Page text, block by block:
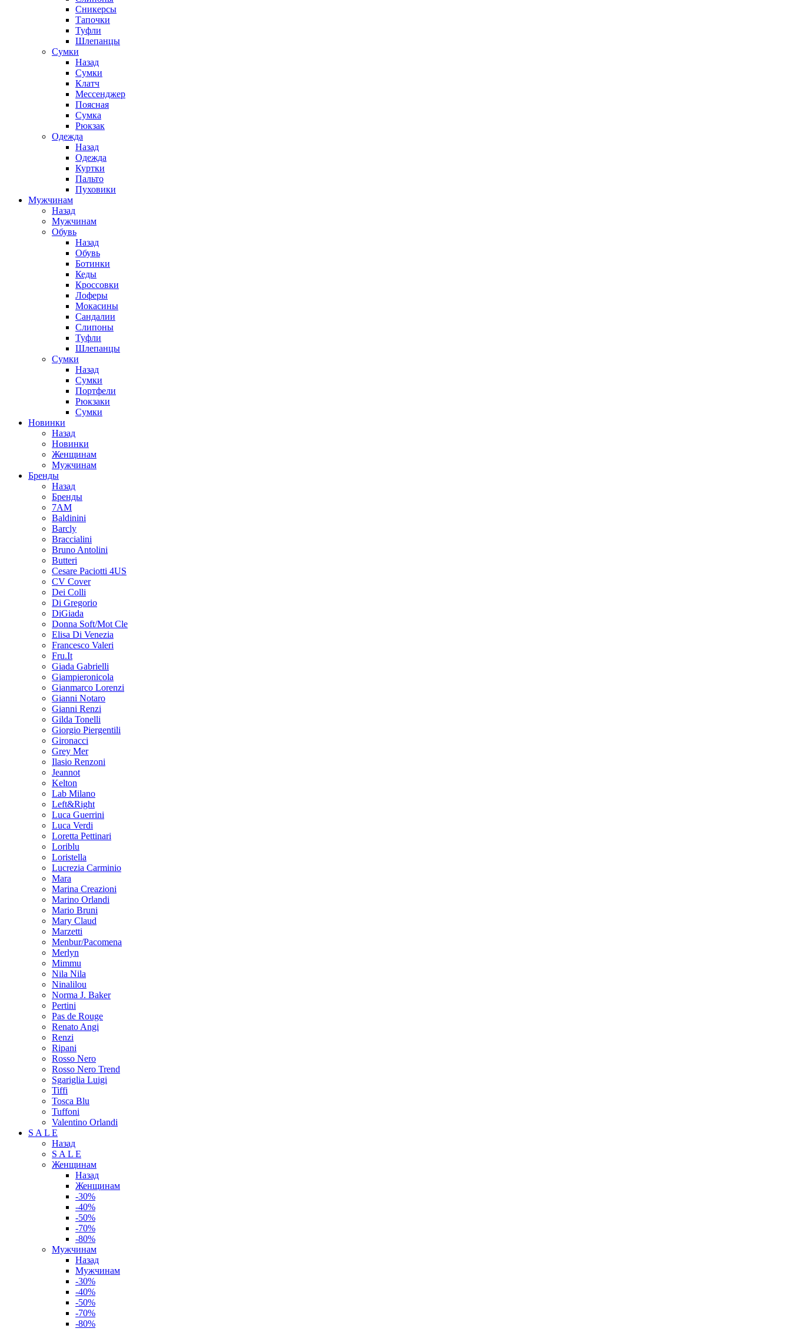
Сникерсы
Тапочки
Туфли
Шлепанцы
Cумки
Назад
Cумки
Клатч
Мессенджер
Поясная
Сумка
Рюкзак
Одежда
Назад
Одежда
Куртки
Пальто
Пуховики
Мужчинам
Назад
Мужчинам
Обувь
Назад
Обувь
Ботинки
Кеды
Кроссовки
Лоферы
Мокасины
Сандалии
Слипоны
Туфли
Шлепанцы
Сумки
Назад
Сумки
Портфели
Рюкзаки
Сумки
Новинки
Назад
Новинки
Женщинам
Мужчинам
Бренды
Назад
Бренды
7AM
Baldinini
Barcly
Braccialini
Bruno Antolini
Butteri
Cesare Paciotti 4US
CV Cover
Dei Colli
Di Gregorio
DiGiada
Donna Soft/Mot Cle
Elisa Di Venezia
Francesco Valeri
Fru.It
Giada Gabrielli
Giampieronicola
Gianmarco Lorenzi
Gianni Notaro
Gianni Renzi
Gilda Tonelli
Giorgio Piergentili
Gironacci
Grey Mer
Ilasio Renzoni
Jeannot
Kelton
Lab Milano
Left&Right
Luca Guerrini
Luca Verdi
Loretta Pettinari
Loriblu
Loristella
Lucrezia Carminio
Mara
Marina Creazioni
Marino Orlandi
Mario Bruni
Mary Claud
Marzetti
Menbur/Pacomena
Merlyn
Mimmu
Nila Nila
Ninalilou
Norma J. Baker
Pertini
Pas de Rouge
Renato Angi
Renzi
Ripani
Rosso Nero
Rosso Nero Trend
Sgariglia Luigi
Tiffi
Tosca Blu
Tuffoni
Valentino Orlandi
S A L E
Назад
S A L E
Женщинам
Назад
Женщинам
-30%
-40%
-50%
-70%
-80%
Мужчинам
Назад
Мужчинам
-30%
-40%
-50%
-70%
-80%